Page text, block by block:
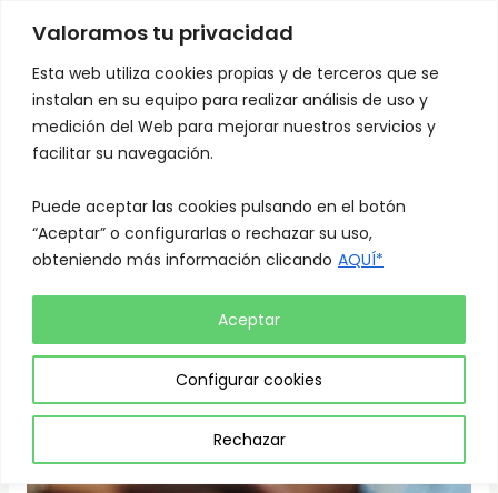
Valoramos tu privacidad
Esta web utiliza cookies propias y de terceros que se
instalan en su equipo para realizar análisis de uso y
medición del Web para mejorar nuestros servicios y
facilitar su navegación.
Puede aceptar las cookies pulsando en el botón
“Aceptar” o configurarlas o rechazar su uso,
obteniendo más información clicando AQUÍ*
Configurar cookies
Rechazar
Aceptar
content